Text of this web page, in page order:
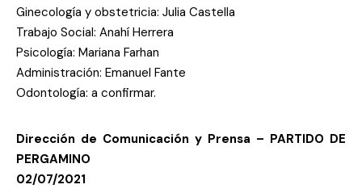
Ginecología y obstetricia: Julia Castella
Trabajo Social: Anahí Herrera
Psicología: Mariana Farhan
Administración: Emanuel Fante
Odontología: a confirmar.
Dirección de Comunicación y Prensa – PARTIDO DE
PERGAMINO
02/07/2021